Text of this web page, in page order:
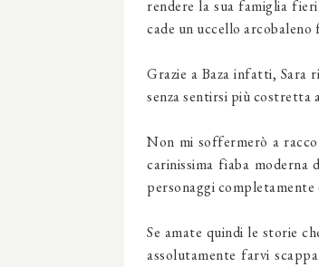
rendere la sua famiglia
cade un uccello arcobaleno
Grazie a Baza infatti, Sara
senza sentirsi più costretta
Non mi soffermerò a
carinissima fiaba
personaggi
Se amate quindi le storie
assolutamente farvi